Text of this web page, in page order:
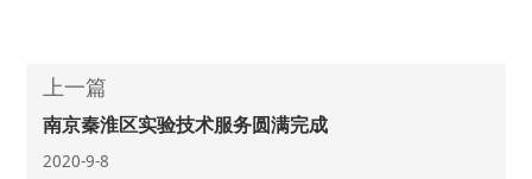
上一篇
南京秦淮区实验技术服务圆满完成
2020-9-8